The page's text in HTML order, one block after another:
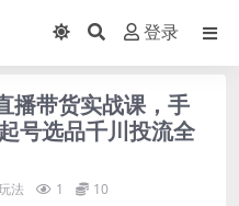
登录
播带货实战课，手
号选品千川投流全
法 1 10